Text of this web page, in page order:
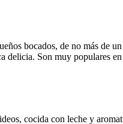
bocados, de no más de
Son muy populares
cocida con leche y